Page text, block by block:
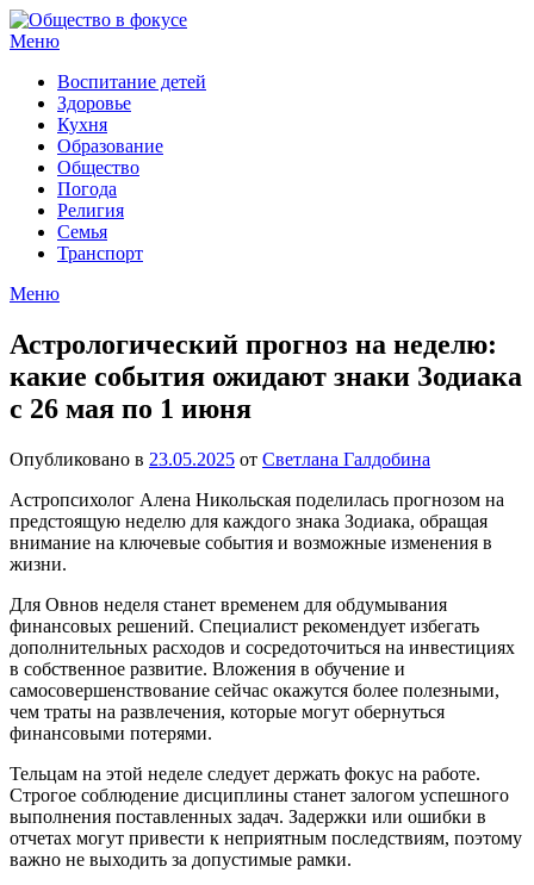
Перейти
к
Меню
Воспитание детей
Здоровье
Кухня
Образование
Общество
Погода
Религия
Семья
Транспорт
Меню
Астрологический прогноз на неделю:
какие события ожидают знаки Зодиака
с 26 мая по 1 июня
Опубликовано в 23.05.2025 от Светлана Галдобина
Астропсихолог Алена Никольская поделилась прогнозом на
предстоящую неделю для каждого знака Зодиака, обращая
внимание на ключевые события и возможные изменения в
жизни.
Для Овнов неделя станет временем для обдумывания
финансовых решений. Специалист рекомендует избегать
дополнительных расходов и сосредоточиться на инвестициях
в собственное развитие. Вложения в обучение и
самосовершенствование сейчас окажутся более полезными,
чем траты на развлечения, которые могут обернуться
финансовыми потерями.
Тельцам на этой неделе следует держать фокус на работе.
Строгое соблюдение дисциплины станет залогом успешного
выполнения поставленных задач. Задержки или ошибки в
отчетах могут привести к неприятным последствиям, поэтому
важно не выходить за допустимые рамки.